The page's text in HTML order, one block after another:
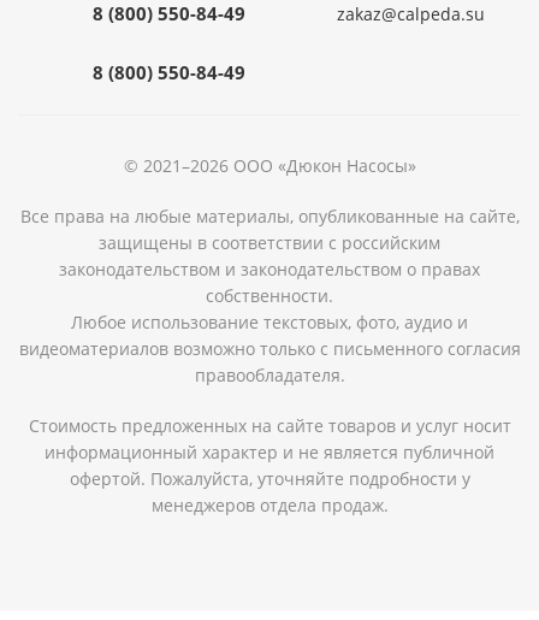
8 (800) 550-84-49
8 (800) 550-84-49
zakaz@calpeda.su
© 2021–2026 ООО «Дюкон Насосы»
Все права на любые материалы, опубликованные на сайте,
защищены в соответствии с российским
законодательством и законодательством о правах
собственности.
Любое использование текстовых, фото, аудио и
видеоматериалов возможно только с письменного согласия
правообладателя.
Стоимость предложенных на сайте товаров и услуг носит
информационный характер и не является публичной
офертой. Пожалуйста, уточняйте подробности у
менеджеров отдела продаж.